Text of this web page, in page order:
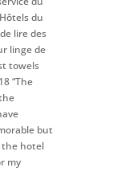
du
lire des
linge de
towels
“The
but
the hotel
my